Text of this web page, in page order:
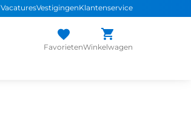
VacaturesVestigingenKlantenservice
FavorietenWinkelwagen